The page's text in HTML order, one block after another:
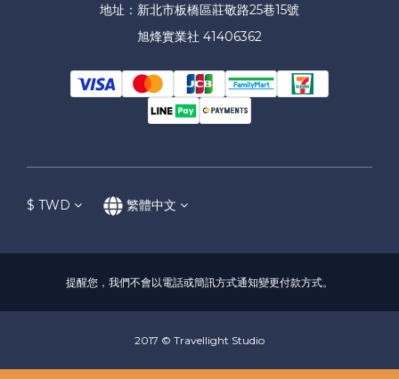
地址：新北市板橋區莊敬路25巷15號
旭烽實業社 41406362
$ TWD 繁體中文
提醒您，我們不會以電話或簡訊方式通知變更付款方式。
2017 © Travellight Studio